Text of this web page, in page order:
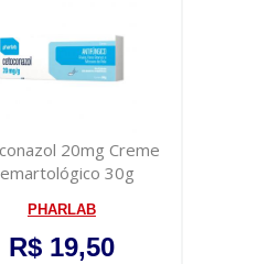
20mg Creme
30g
PHARLAB
R$ 19,50